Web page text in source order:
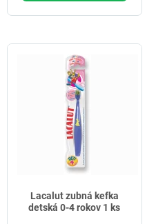
Lacalut zubná kefka
detská 0-4 rokov 1 ks